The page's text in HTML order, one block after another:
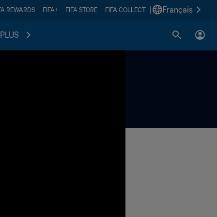
REWARDS FIFA+ FIFA STORE FIFA COLLECT Français
PLUS